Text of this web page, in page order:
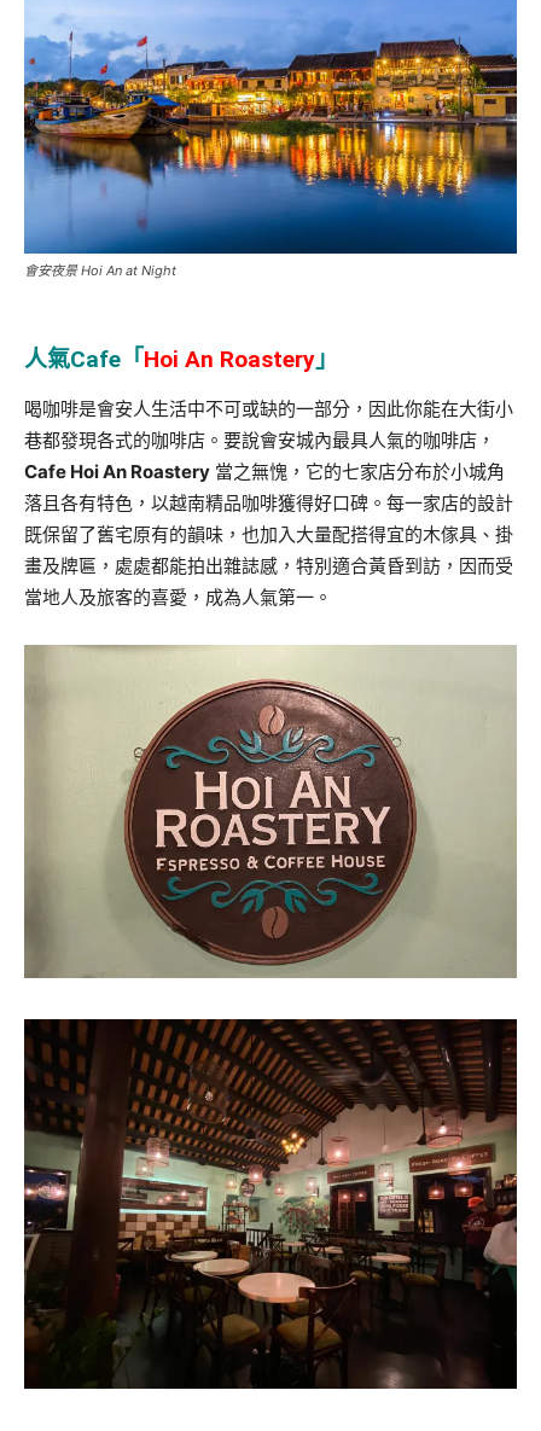
會安夜景 Hoi An at Night
人氣Cafe「 Hoi An Roastery 」
喝咖啡是會安人生活中不可或缺的一部分，因此你能在大街小
巷都發現各式的咖啡店。要說會安城內最具人氣的咖啡店，
Cafe Hoi An Roastery 當之無愧，它的七家店分布於小城角
落且各有特色，以越南精品咖啡獲得好口碑。每一家店的設計
既保留了舊宅原有的韻味，也加入大量配搭得宜的木傢具、掛
畫及牌匾，處處都能拍出雜誌感，特別適合黃昏到訪，因而受
當地人及旅客的喜愛，成為人氣第一。